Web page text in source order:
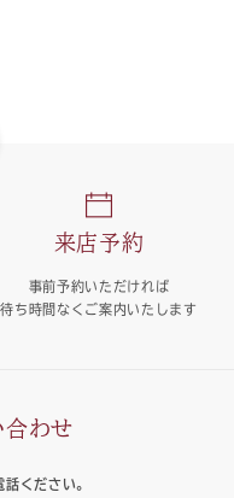
合わせ
ください。
来店予約
事前予約いただければ
待ち時間なくご案内いたします